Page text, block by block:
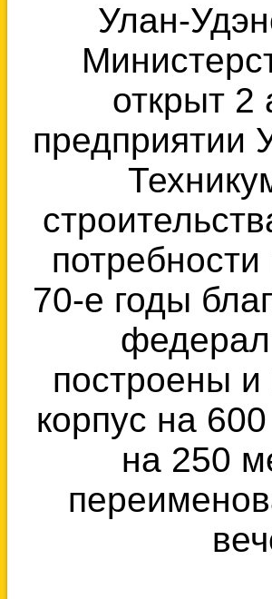
Улан-
открыт 2
предприятии
70-е годы
построены
корпус на
на 250